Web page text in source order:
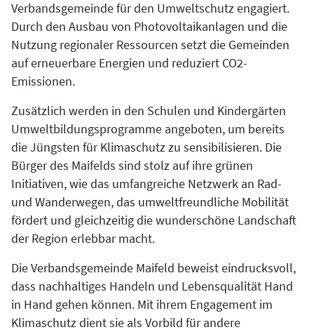
Verbandsgemeinde für den Umweltschutz engagiert.
Durch den Ausbau von Photovoltaikanlagen und die
Nutzung regionaler Ressourcen setzt die Gemeinden
auf erneuerbare Energien und reduziert CO2-
Emissionen.
Zusätzlich werden in den Schulen und Kindergärten
Umweltbildungsprogramme angeboten, um bereits
die Jüngsten für Klimaschutz zu sensibilisieren. Die
Bürger des Maifelds sind stolz auf ihre grünen
Initiativen, wie das umfangreiche Netzwerk an Rad-
und Wanderwegen, das umweltfreundliche Mobilität
fördert und gleichzeitig die wunderschöne Landschaft
der Region erlebbar macht.
Die Verbandsgemeinde Maifeld beweist eindrucksvoll,
dass nachhaltiges Handeln und Lebensqualität Hand
in Hand gehen können. Mit ihrem Engagement im
Klimaschutz dient sie als Vorbild für andere